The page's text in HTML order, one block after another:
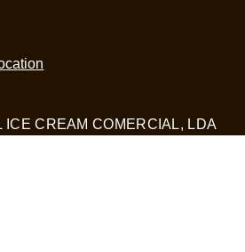
CREAM COMERCIAL, LDA